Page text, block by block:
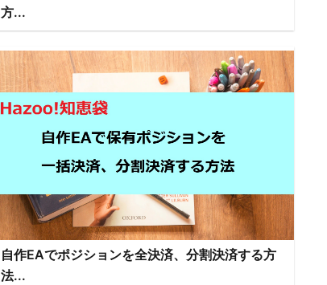
方...
自作EAでポジションを全決済、分割決済する方
法...